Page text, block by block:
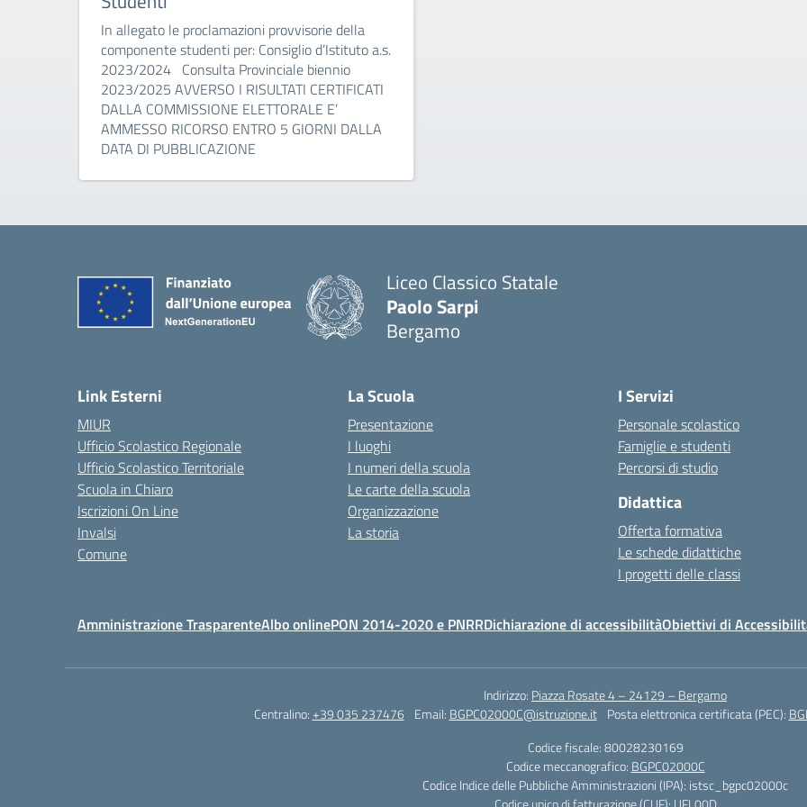
In allegato le proclamazioni provvisorie della
componente studenti per: Consiglio d’Istituto a.s.
2023/2024 Consulta Provinciale biennio
2023/2025 AVVERSO I RISULTATI CERTIFICATI
DALLA COMMISSIONE ELETTORALE E’
AMMESSO RICORSO ENTRO 5 GIORNI DALLA
DATA DI PUBBLICAZIONE
Liceo Classico Statale
Paolo Sarpi
Bergamo
Link Esterni
MIUR
Ufficio Scolastico Regionale
Ufficio Scolastico Territoriale
Scuola in Chiaro
Iscrizioni On Line
Invalsi
Comune
La Scuola
Presentazione
I luoghi
I numeri della scuola
Le carte della scuola
Organizzazione
La storia
I Servizi
Personale scolastico
Famiglie e studenti
Percorsi di studio
Didattica
Offerta formativa
Le schede didattiche
I progetti delle classi
Amministrazione TrasparenteAlbo onlinePON 2014-2020 e PNRRDichiarazione di accessibilitàObiettivi di
Indirizzo: Piazza Rosate 4 – 24129 – Bergamo
Centralino:+39 035 237476 Email: BGPC02000C@istruzione.it Posta elettronica certificata (PEC):
Codice fiscale: 80028230169
Codice meccanografico: BGPC02000C
Codice Indice delle Pubbliche Amministrazioni (IPA): istsc_bgpc02000c